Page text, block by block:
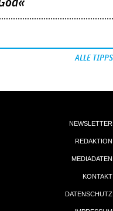
ALLE TIPPS
NEWSLETTER
REDAKTION
MEDIADATEN
KONTAKT
DATENSCHUTZ